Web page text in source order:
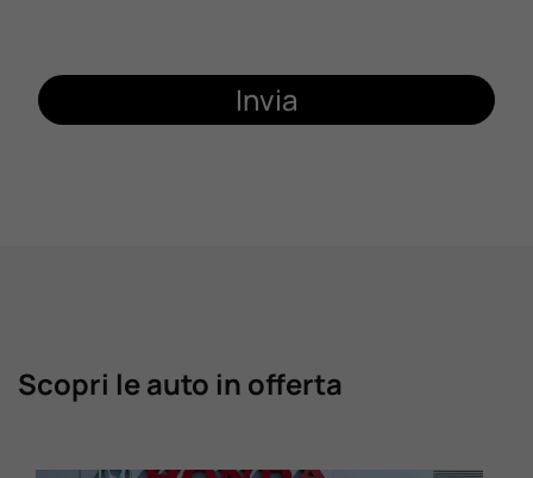
Invia
Scopri le auto in offerta